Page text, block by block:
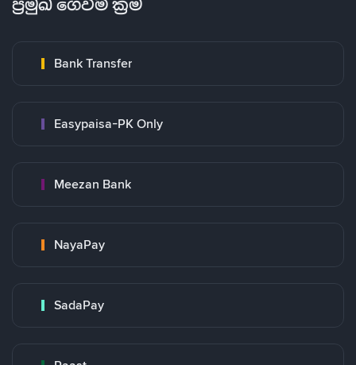
ප්‍රමුඛ ගෙවීම් ක්‍රම
Bank Transfer
Easypaisa-PK Only
Meezan Bank
NayaPay
SadaPay